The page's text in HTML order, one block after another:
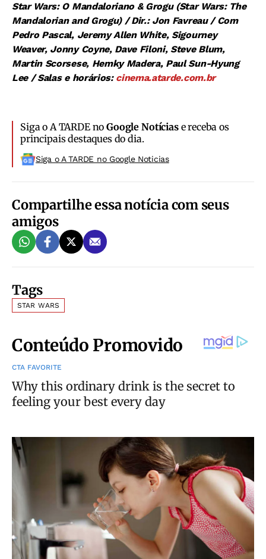
Star Wars: O Mandaloriano & Grogu (Star Wars: The
Mandalorian and Grogu) / Dir.: Jon Favreau / Com
Pedro Pascal, Jeremy Allen White, Sigourney
Weaver, Jonny Coyne, Dave Filoni, Steve Blum,
Martin Scorsese, Hemky Madera, Paul Sun-Hyung
Lee / Salas e horários: cinema.atarde.com.br
Siga o A TARDE noGoogle Notíciase receba os
principais destaques do dia.
Siga o A TARDE no Google Noticias
Compartilhe essa notícia com seus
amigos
Tags
STAR WARS